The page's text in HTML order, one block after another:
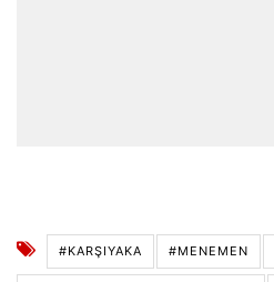
#KARŞIYAKA #MENEMEN